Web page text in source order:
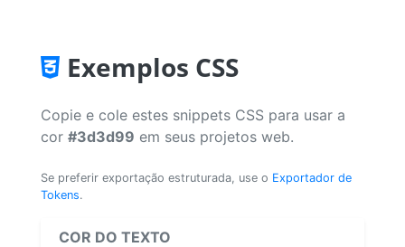
Exemplos CSS
Copie e cole estes snippets CSS para usar a
cor #3d3d99 em seus projetos web.
Se preferir exportação estruturada, use o Exportador de
Tokens.
COR DO TEXTO